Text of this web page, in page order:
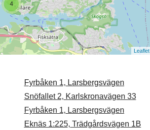
4
Leaflet
Fyrbåken 1, Larsbergsvägen
Snöfallet 2, Karlskronavägen 33
Fyrbåken 1, Larsbergsvägen
Eknäs 1:225, Trädgårdsvägen 1B